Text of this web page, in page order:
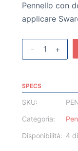
Pennello con
applicare
- +
SPECS
SKU:
Categoria:
Disponibilità: 4